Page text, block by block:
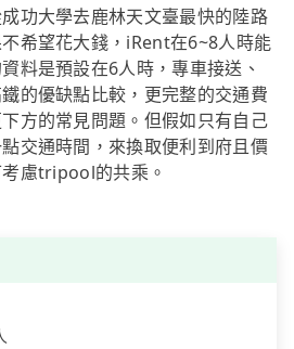
功大學去鹿林天文臺最快的陸路
希望花大錢，iRent在6~8人時能
料是預設在6人時，專車接送、
的優缺點比較，更完整的交通費
方的常見問題。但假如只有自己
交通時間，來換取便利到府且價
慮tripool的共乘。